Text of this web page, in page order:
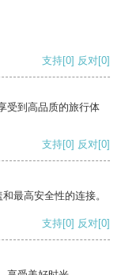
支持[0] 反对[0]
受到高品质的旅行体
支持[0] 反对[0]
最高安全性的连接。
支持[0] 反对[0]